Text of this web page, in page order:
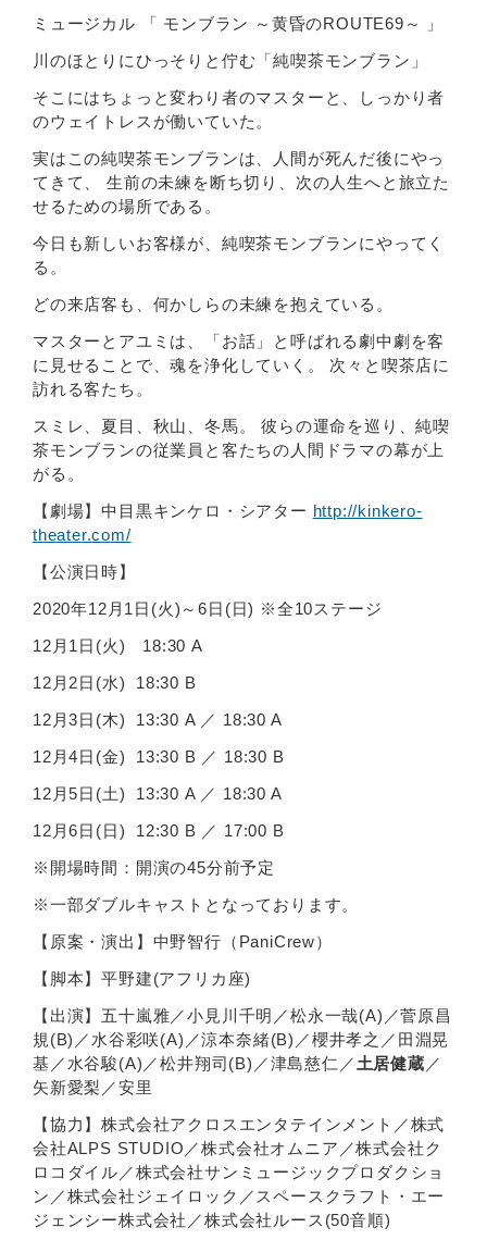
ミュージカル 「 モンブラン ～黄昏のROUTE69～ 」
川のほとりにひっそりと佇む「純喫茶モンブラン」
そこにはちょっと変わり者のマスターと、しっかり者
のウェイトレスが働いていた。
実はこの純喫茶モンブランは、人間が死んだ後にやっ
てきて、 生前の未練を断ち切り、次の人生へと旅立た
せるための場所である。
今日も新しいお客様が、純喫茶モンブランにやってく
る。
どの来店客も、何かしらの未練を抱えている。
マスターとアユミは、「お話」と呼ばれる劇中劇を客
に見せることで、魂を浄化していく。 次々と喫茶店に
訪れる客たち。
スミレ、夏目、秋山、冬馬。 彼らの運命を巡り、純喫
茶モンブランの従業員と客たちの人間ドラマの幕が上
がる。
【劇場】中目黒キンケロ・シアター http://kinkero-
theater.com/
【公演日時】
2020年12月1日(火)～6日(日) ※全10ステージ
12月1日(火) 18:30 A
12月2日(水) 18:30 B
12月3日(木) 13:30 A ／ 18:30 A
12月4日(金) 13:30 B ／ 18:30 B
12月5日(土) 13:30 A ／ 18:30 A
12月6日(日) 12:30 B ／ 17:00 B
※開場時間：開演の45分前予定
※一部ダブルキャストとなっております。
【原案・演出】中野智行（PaniCrew）
【脚本】平野建(アフリカ座)
【出演】五十嵐雅／小見川千明／松永一哉(A)／菅原昌
規(B)／水谷彩咲(A)／涼本奈緒(B)／櫻井孝之／田淵晃
基／水谷駿(A)／松井翔司(B)／津島慈仁／ 土居健蔵 ／
矢新愛梨／安里
【協力】株式会社アクロスエンタテインメント／株式
会社ALPS STUDIO／株式会社オムニア／株式会社ク
ロコダイル／株式会社サンミュージックプロダクショ
ン／株式会社ジェイロック／スペースクラフト・エー
ジェンシー株式会社／株式会社ルース(50音順)